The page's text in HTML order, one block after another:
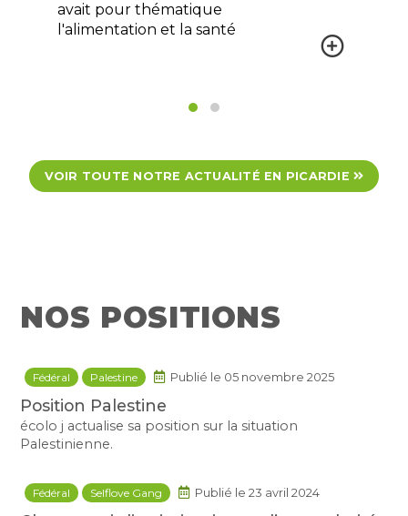
avait pour thématique
l'alimentation et la santé
VOIR TOUTE NOTRE ACTUALITÉ EN PICARDIE
NOS POSITIONS
Fédéral Palestine Publié le 05 novembre 2025
Position Palestine
écolo j actualise sa position sur la situation
Palestinienne.
Fédéral Selflove Gang Publié le 23 avril 2024